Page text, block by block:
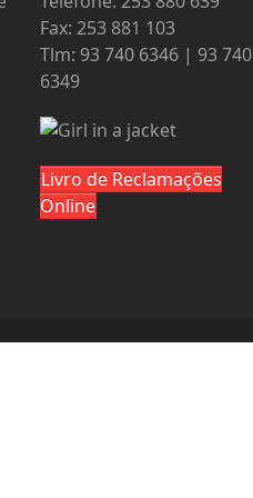
Fax: 253 881 103
Tlm: 93 740 6346 | 93 740
6349
Livro de Reclamações
Online